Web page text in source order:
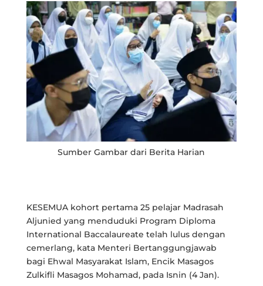
Sumber Gambar dari Berita Harian
KESEMUA kohort pertama 25 pelajar Madrasah
Aljunied yang menduduki Program Diploma
International Baccalaureate telah lulus dengan
cemerlang, kata Menteri Bertanggungjawab
bagi Ehwal Masyarakat Islam, Encik Masagos
Zulkifli Masagos Mohamad, pada Isnin (4 Jan).